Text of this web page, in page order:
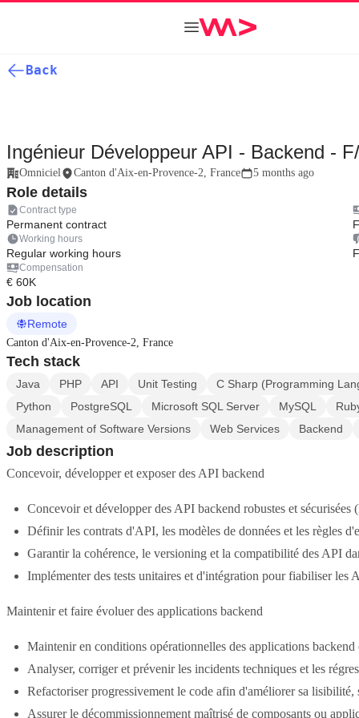
Back
Ingénieur Développeur API - Backend -
Omniciel Canton d'Aix-en-Provence-2, France 5 months ago
Role details
Contract type
Permanent contract
Working hours
Regular working hours
Compensation
€ 60K
Job location
Remote
Canton d'Aix-en-Provence-2, France
Tech stack
Java PHP API Unit Testing
C Sharp (Programming
Python
PostgreSQL Microsoft SQL Server MySQL
Management of Software Versions
Web Services Backend
Job description
Concevoir, développer et exposer des API backend
Concevoir et développer des API backend robustes et
Définir les contrats d'API, les modèles de données et les règles
Garantir la cohérence, le versioning et la compatibilité des API
Implémenter des tests unitaires et d'intégration pour fiabiliser les
Maintenir et faire évoluer des applications backend
Maintenir en conditions opérationnelles des applications backend
Analyser, corriger et prévenir les incidents techniques et les
Refactoriser progressivement le code afin d'améliorer sa lisibilité,
Assurer le décommissionnement maîtrisé de composants ou